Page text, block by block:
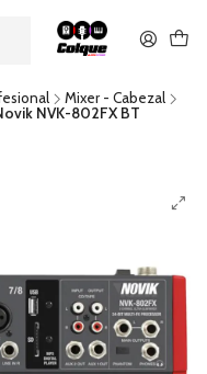
con transferencia bancaria
descuento no es
a gastos de envío.
Mixer - Cabezal
NVK-802FX BT